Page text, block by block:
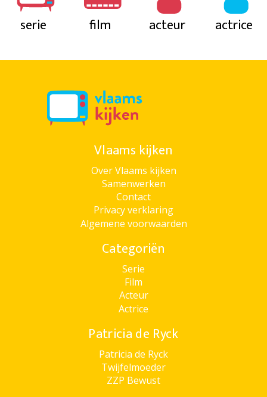
serie film acteur actrice
Vlaams kijken
Over Vlaams kijken
Samenwerken
Contact
Privacy verklaring
Algemene voorwaarden
Categoriën
Serie
Film
Acteur
Actrice
Patricia de Ryck
Patricia de Ryck
Twijfelmoeder
ZZP Bewust